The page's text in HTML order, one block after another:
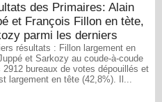
des Primaires: Alain
et François Fillon en tète,
parmi les derniers
résultats : Fillon largement en
et Sarkozy au coude-à-coude
2912 bureaux de votes dépouillés et
largement en tête (42,8%). Il...